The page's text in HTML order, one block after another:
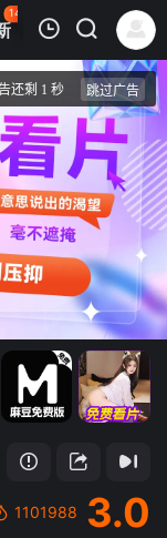
142
热榜 APP
收官宴)
1101988 3.0